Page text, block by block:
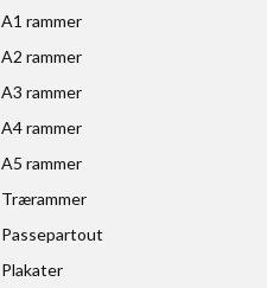
A1 rammer
A2 rammer
A3 rammer
A4 rammer
A5 rammer
Trærammer
Passepartout
Plakater